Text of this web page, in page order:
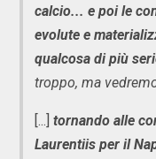
calcio... e poi le
evolute e
qualcosa di più
troppo, ma
[...] tornando alle
Laurentiis per il